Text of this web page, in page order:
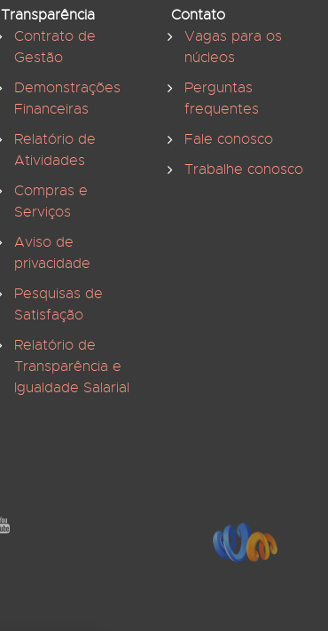
Transparência
Contrato de
Gestão
Demonstrações
Financeiras
Relatório de
Atividades
Compras e
Serviços
Aviso de
privacidade
Pesquisas de
Satisfação
Relatório de
Transparência e
Igualdade Salarial
Contato
Vagas para os
núcleos
Perguntas
frequentes
Fale conosco
Trabalhe conosco